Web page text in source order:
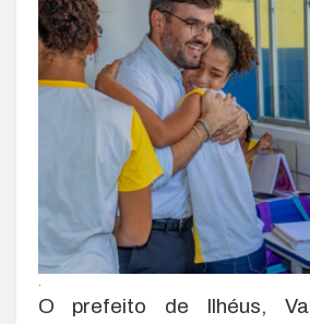
O prefeito de Ilhéus,